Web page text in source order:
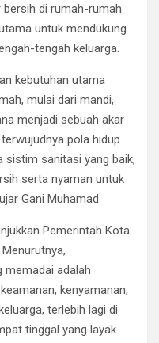
di rumah-rumah
untuk mendukung
tengah keluarga.
kebutuhan utama
mulai dari mandi,
menjadi sebuah akar
pola hidup
sistim sanitasi yang baik,
serta nyaman untuk
Gani Muhamad.
Pemerintah Kota
memadai adalah
kenyamanan,
terlebih lagi di
tinggal yang layak